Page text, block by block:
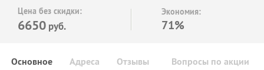
Цена без скидки:
6650 руб.
Экономия:
71%
Основное Отзывы Вопросы по акции
Адреса